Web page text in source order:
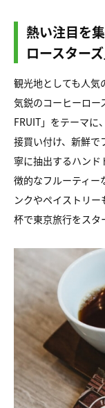
熱い注目を
ロースターズ
観光地としても人気
気鋭のコーヒーロー
FRUIT」をテーマに
接買い付け、新鮮で
寧に抽出するハン
徴的なフルーティー
ンクやペイストリ
杯で東京旅行をスタ